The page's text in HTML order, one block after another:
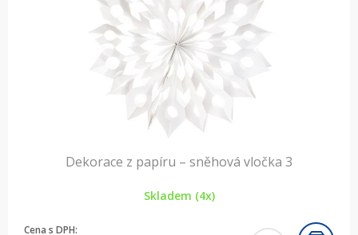
Dekorace z papíru – sněhová vločka 3
Skladem (4x)
Cena s DPH: